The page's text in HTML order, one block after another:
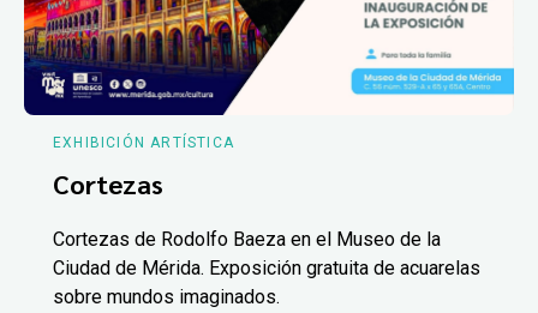
EXHIBICIÓN ARTÍSTICA
Cortezas
Cortezas de Rodolfo Baeza en el Museo de la
Ciudad de Mérida. Exposición gratuita de acuarelas
sobre mundos imaginados.